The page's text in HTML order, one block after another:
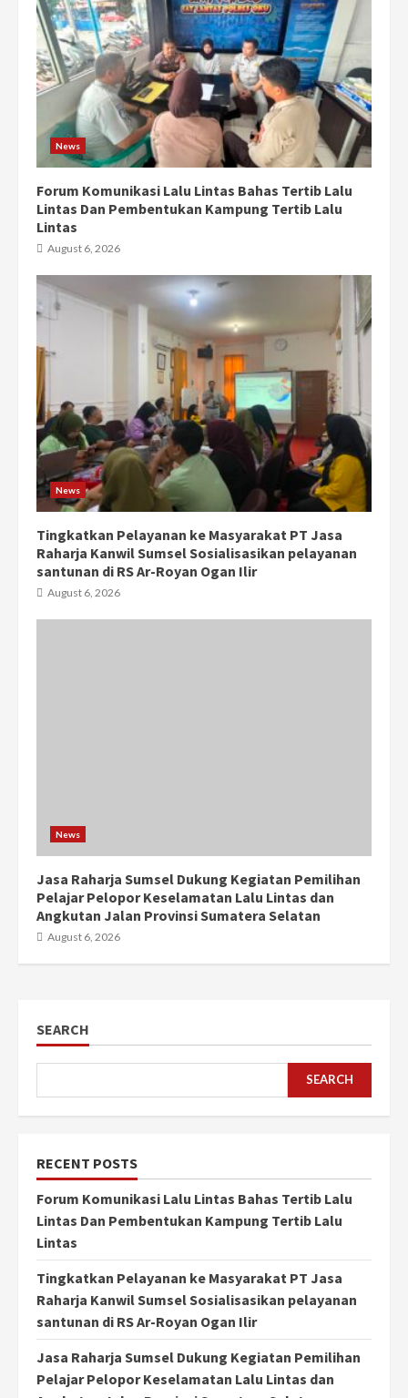
News
Forum Komunikasi Lalu Lintas Bahas Tertib Lalu
Lintas Dan Pembentukan Kampung Tertib Lalu
Lintas
August 6, 2026
News
Tingkatkan Pelayanan ke Masyarakat PT Jasa
Raharja Kanwil Sumsel Sosialisasikan pelayanan
santunan di RS Ar-Royan Ogan Ilir
August 6, 2026
News
Jasa Raharja Sumsel Dukung Kegiatan Pemilihan
Pelajar Pelopor Keselamatan Lalu Lintas dan
Angkutan Jalan Provinsi Sumatera Selatan
August 6, 2026
SEARCH
SEARCH
RECENT POSTS
Forum Komunikasi Lalu Lintas Bahas Tertib Lalu
Lintas Dan Pembentukan Kampung Tertib Lalu
Lintas
Tingkatkan Pelayanan ke Masyarakat PT Jasa
Raharja Kanwil Sumsel Sosialisasikan pelayanan
santunan di RS Ar-Royan Ogan Ilir
Jasa Raharja Sumsel Dukung Kegiatan Pemilihan
Pelajar Pelopor Keselamatan Lalu Lintas dan